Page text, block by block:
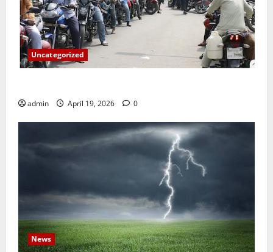
Uncategorized
admin April 19, 2026 0
News